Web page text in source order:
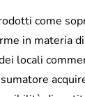
come
in materia
locali